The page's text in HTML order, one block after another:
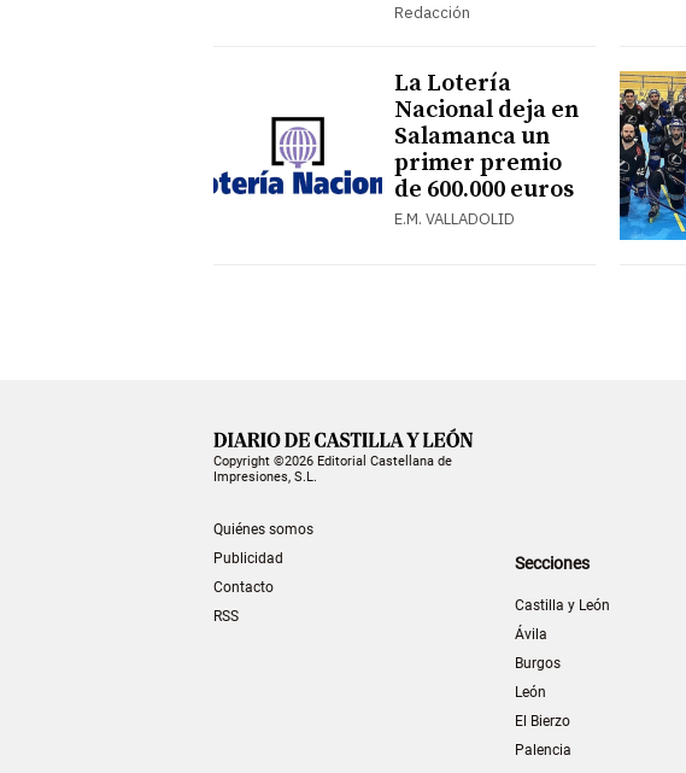
Redacción
La Lotería
Nacional deja en
Salamanca un
primer premio
de 600.000 euros
E.M. VALLADOLID
Copyright ©2026 Editorial Castellana de
Impresiones, S.L.
Quiénes somos
Publicidad
Contacto
RSS
Secciones
Castilla y León
Ávila
Burgos
León
El Bierzo
Palencia